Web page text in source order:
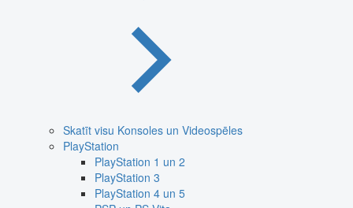
Skatīt visu Konsoles un Videospēles
PlayStation
PlayStation 1 un 2
PlayStation 3
PlayStation 4 un 5